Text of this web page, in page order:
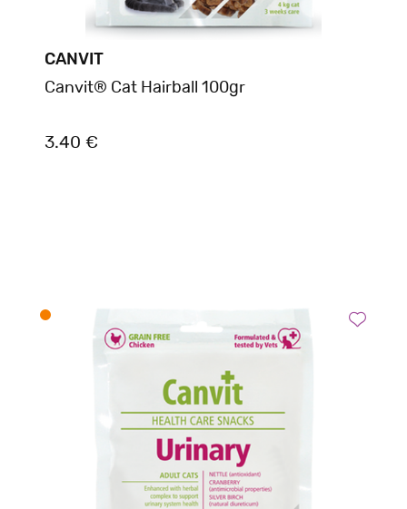
CANVIT
Canvit® Cat Hairball 100gr
3.40 €